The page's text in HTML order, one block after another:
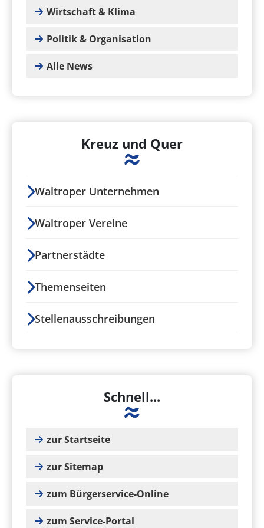
Wirtschaft & Klima
Politik & Organisation
Alle News
Kreuz und Quer
Waltroper Unternehmen
Waltroper Vereine
Partnerstädte
Themenseiten
Stellenausschreibungen
Schnell...
zur Startseite
zur Sitemap
zum Bürgerservice-Online
zum Service-Portal